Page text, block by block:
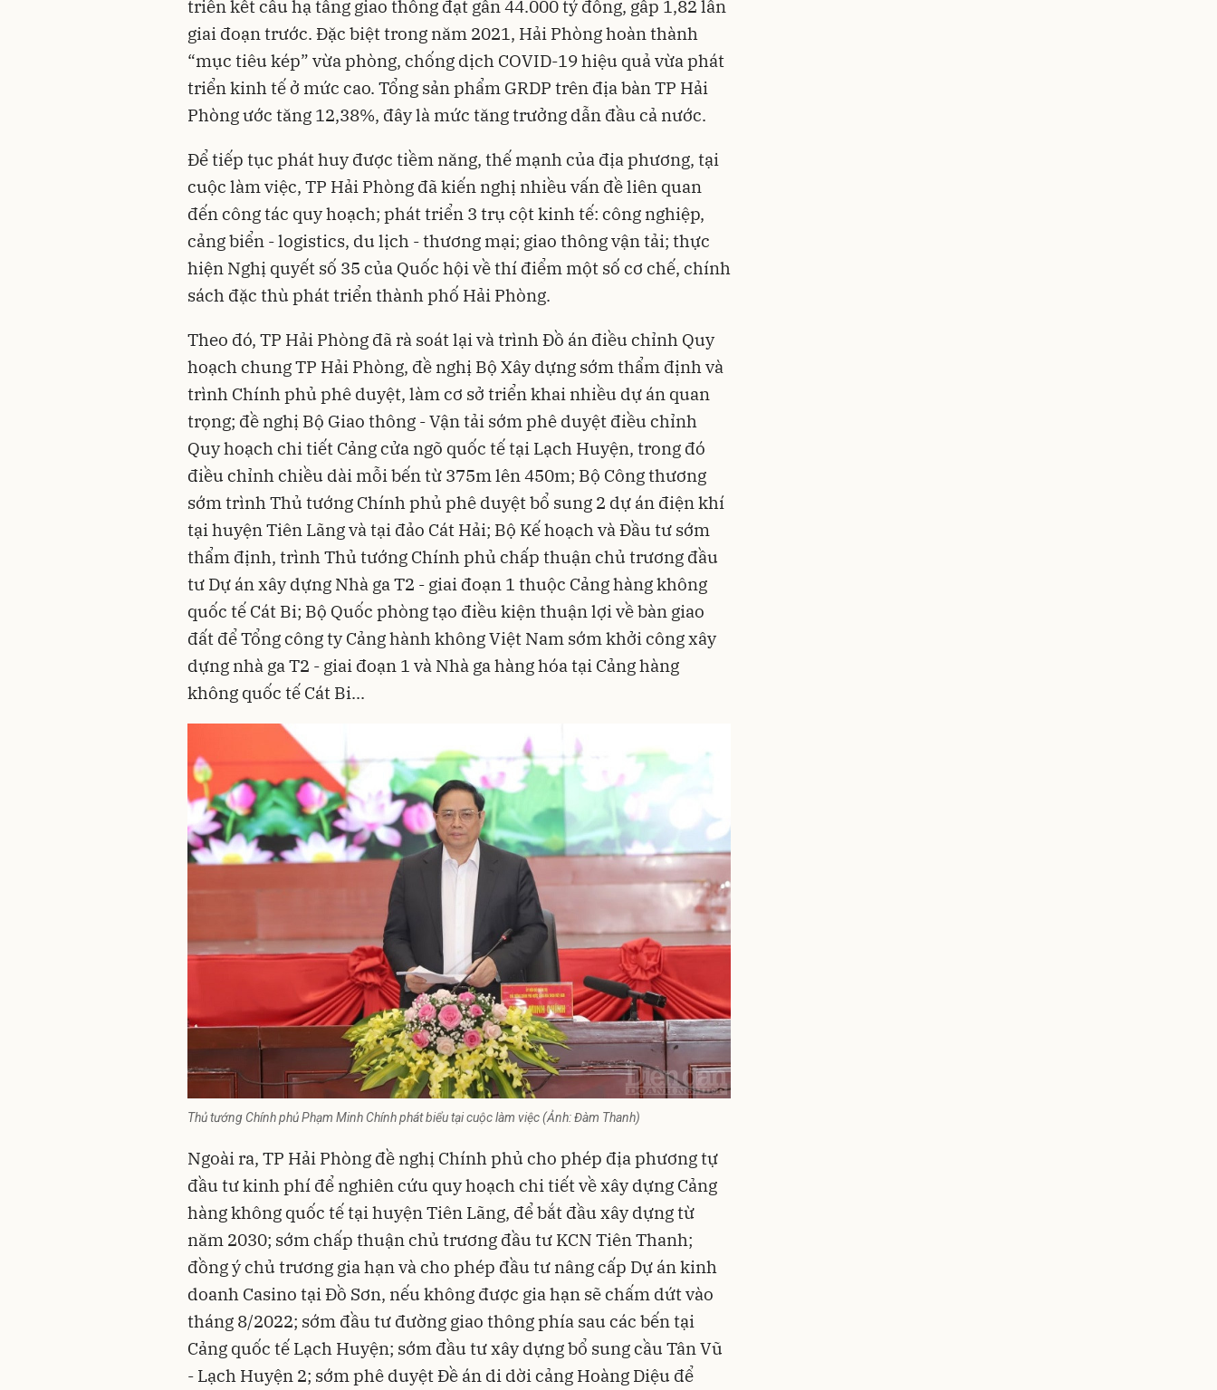
triển kết cấu hạ tầng giao thông đạt gần 44.000 tỷ đồng, gấp 1,82 lần
giai đoạn trước. Đặc biệt trong năm 2021, Hải Phòng hoàn thành
“mục tiêu kép” vừa phòng, chống dịch COVID-19 hiệu quả vừa phát
triển kinh tế ở mức cao. Tổng sản phẩm GRDP trên địa bàn TP Hải
Phòng ước tăng 12,38%, đây là mức tăng trưởng dẫn đầu cả nước.
Để tiếp tục phát huy được tiềm năng, thế mạnh của địa phương, tại
cuộc làm việc, TP Hải Phòng đã kiến nghị nhiều vấn đề liên quan
đến công tác quy hoạch; phát triển 3 trụ cộtkinh tế: công nghiệp,
cảng biển - logistics, du lịch - thương mại; giao thông vận tải; thực
hiện Nghị quyết số 35 của Quốc hội về thí điểm một số cơ chế, chính
sách đặc thù phát triển thành phố Hải Phòng.
Theo đó, TP Hải Phòng đã rà soát lại và trình Đồ án điều chỉnh Quy
hoạch chung TP Hải Phòng, đề nghị Bộ Xây dựng sớm thẩm định và
trình Chính phủ phê duyệt, làm cơ sở triển khai nhiều dự án quan
trọng; đề nghị Bộ Giao thông - Vận tải sớm phê duyệt điều chỉnh
Quy hoạch chi tiết Cảng cửa ngõ quốc tế tại Lạch Huyện, trong đó
điều chỉnh chiều dài mỗi bến từ 375m lên 450m; Bộ Công thương
sớm trình Thủ tướng Chính phủ phê duyệt bổ sung 2 dự án điện khí
tại huyện Tiên Lãng và tại đảo Cát Hải; Bộ Kế hoạch và Đầu tư sớm
thẩm định, trình Thủ tướng Chính phủ chấp thuận chủ trương đầu
tư Dự án xây dựng Nhà ga T2 - giai đoạn 1 thuộc Cảng hàng không
quốc tế Cát Bi; Bộ Quốc phòng tạo điều kiện thuận lợi về bàn giao
đất để Tổng công ty Cảng hành không Việt Nam sớm khởi công xây
dựng nhà ga T2 - giai đoạn 1 và Nhà ga hàng hóa tại Cảng hàng
không quốc tế Cát Bi...
Thủ tướng Chính phủ Phạm Minh Chính phát biểu tại cuộc làm việc (Ảnh: Đàm Thanh)
Ngoài ra, TP Hải Phòng đề nghị Chính phủ cho phép địa phương tự
đầu tư kinh phí để nghiên cứu quy hoạch chi tiết về xây dựng Cảng
hàng không quốc tế tại huyện Tiên Lãng, để bắt đầu xây dựng từ
năm 2030; sớm chấp thuận chủ trương đầu tư KCN Tiên Thanh;
đồng ý chủ trương gia hạn và cho phép đầu tư nâng cấp Dự án kinh
doanh Casino tại Đồ Sơn, nếu không được gia hạn sẽ chấm dứt vào
tháng 8/2022; sớm đầu tư đường giao thông phía sau các bến tại
Cảng quốc tế Lạch Huyện; sớm đầu tư xây dựng bổ sung cầu Tân Vũ
- Lạch Huyện 2; sớm phê duyệt Đề án di dời cảng Hoàng Diệu để